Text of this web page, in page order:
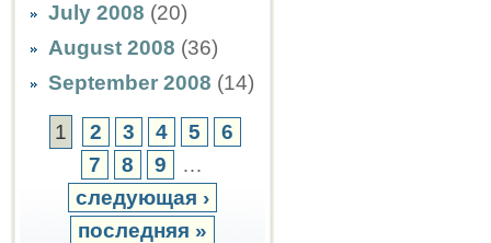
July 2008 (20)
August 2008 (36)
September 2008 (14)
1 2 3 4 5
6
7
8 9
…
следующая ›
последняя »